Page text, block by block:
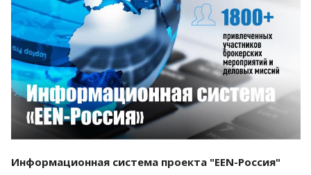
Смотреть проект
Информационная система проекта "EEN-Россия"